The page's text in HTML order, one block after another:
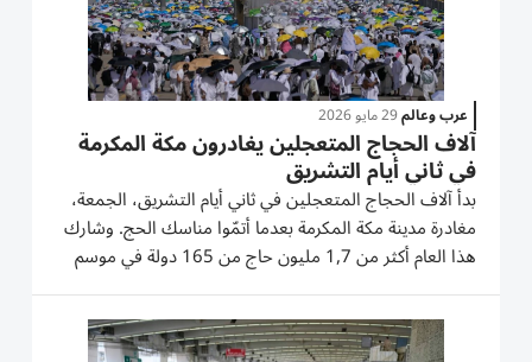
عرب وعالم29 مايو 2026
آلاف الحجاج المتعجلين يغادرون مكة المكرمة
في ثاني أيام التشريق
بدأ آلاف الحجاج المتعجلين في ثاني أيام التشريق، الجمعة،
مغادرة مدينة مكة المكرمة بعدما أتمّوا مناسك الحج. وشارك
هذا العام أكثر من 1,7 مليون حاج من 165 دولة في موسم
الحج. والجمعة، أكمل عشرات الآلاف من الحجاج المتعجلين
في ثاني أيام التشريق شعيرة رمي الجمرات في منى، قبل أن
يستقلوا...